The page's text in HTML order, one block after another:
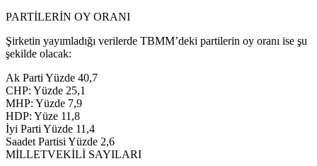
PARTİLERİN OY ORANI
Şirketin yayımladığı verilerde TBMM’deki partilerin oy oranı ise şu
şekilde olacak:
Ak Parti Yüzde 40,7
CHP: Yüzde 25,1
MHP: Yüzde 7,9
HDP: Yüze 11,8
İyi Parti Yüzde 11,4
Saadet Partisi Yüzde 2,6
MİLLETVEKİLİ SAYILARI